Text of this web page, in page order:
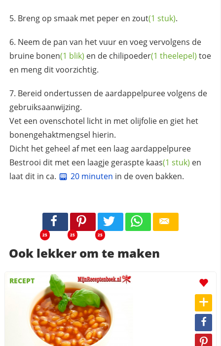
Breng op smaak met peper en zout(1 stuk).
Neem de pan van het vuur en voeg vervolgens de
bruine bonen(1 blik) en de chilipoeder(1 theelepel) toe
en meng dit voorzichtig.
Bereid ondertussen de aardappelpuree volgens de
gebruiksaanwijzing.
Vet een ovenschotel licht in met olijfolie en giet het
bonengehaktmengsel hierin.
Dicht het geheel af met een laag aardappelpuree
Bestrooi dit met een laagje geraspte kaas(1 stuk) en
laat dit in ca.
20 minuten in de oven bakken.
25 25 25
Ook lekker om te maken
RECEPT